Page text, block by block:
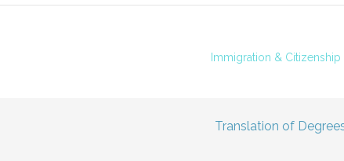
Immigration & Citizenship